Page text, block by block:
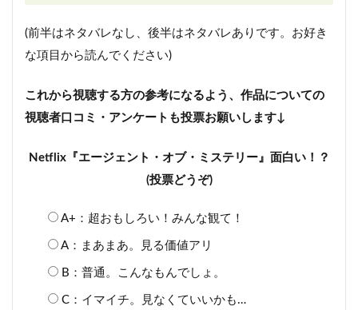
(前半はネタバレなし、後半はネタバレありです。お好き
な項目から読んでください)
これから視聴する方の参考になるよう、作品についての
視聴者口コミ・アンケートも投票お願いします↓
Netflix『エージェント・オブ・ミステリー』面白い！？
(投票どうぞ)
A+：超おもしろい！みんな観て！
A：まあまあ。見る価値アリ
B：普通。こんなもんでしょ。
C：イマイチ。見なくていいかも…